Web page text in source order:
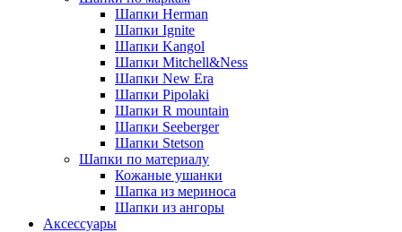
Шапки Herman
Шапки Ignite
Шапки Kangol
Шапки Mitchell&Ness
Шапки New Era
Шапки Pipolaki
Шапки R mountain
Шапки Seeberger
Шапки Stetson
Шапки по материалу
Кожаные ушанки
Шапка из мериноса
Шапки из ангоры
Аксессуары